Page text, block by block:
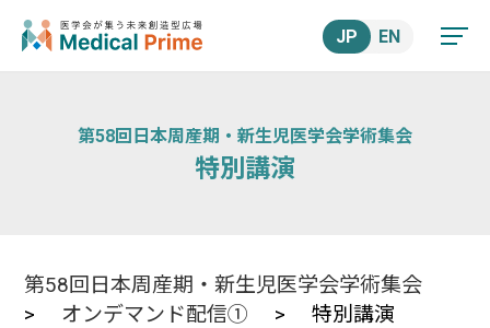
JP EN
第58回日本周産期・新生児医学会学術集会
特別講演
第58回日本周産期・新生児医学会学術集会
> オンデマンド配信① > 特別講演